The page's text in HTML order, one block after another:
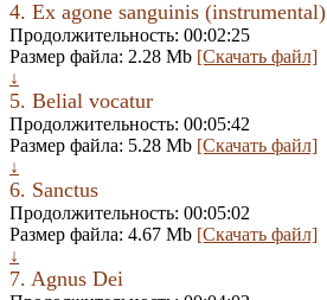
4. Ex agone sanguinis (instrumental)
Продолжительность: 00:02:25
Размер файла: 2.28 Mb [Скачать файл]
↓
5. Belial vocatur
Продолжительность: 00:05:42
Размер файла: 5.28 Mb [Скачать файл]
↓
6. Sanctus
Продолжительность: 00:05:02
Размер файла: 4.67 Mb [Скачать файл]
↓
7. Agnus Dei